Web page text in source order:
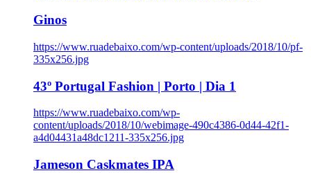
Ginos
https://www.ruadebaixo.com/wp-content/uploads/2018/10/pf-
335x256.jpg
43º Portugal Fashion | Porto | Dia 1
https://www.ruadebaixo.com/wp-
content/uploads/2018/10/webimage-490c4386-0d44-42f1-
a4d04431a48dc1211-335x256.jpg
Jameson Caskmates IPA